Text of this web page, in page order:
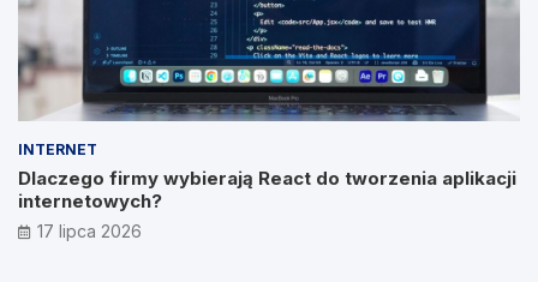
INTERNET
Dlaczego firmy wybierają React do tworzenia aplikacji
internetowych?
17 lipca 2026